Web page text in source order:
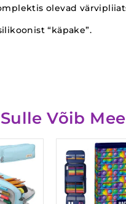
olevad
“käpake”.
Sulle Võib